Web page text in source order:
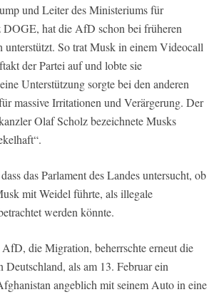
und Leiter des Ministeriums für
DOGE, hat die AfD schon bei früheren
unterstützt. So trat Musk in einem Videocall
der Partei auf und lobte sie
Unterstützung sorgte bei den anderen
massive Irritationen und Verärgerung. Der
Olaf Scholz bezeichnete Musks
das Parlament des Landes untersucht, ob
mit Weidel führte, als illegale
werden könnte.
die Migration, beherrschte erneut die
Deutschland, als am 13. Februar ein
angeblich mit seinem Auto in eine